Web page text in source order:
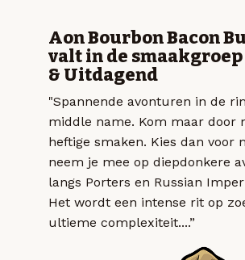
Aon Bourbon Bacon
valt in de
& Uitdagend
"Spannende avonturen in de
middle name. Kom maar door
heftige smaken. Kies dan voor
neem je mee op diepdonkere
langs Porters en Russian
Het wordt een intense rit op
ultieme complexiteit....”